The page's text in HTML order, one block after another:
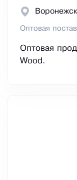
Оптовая
Оптовая
Wood.